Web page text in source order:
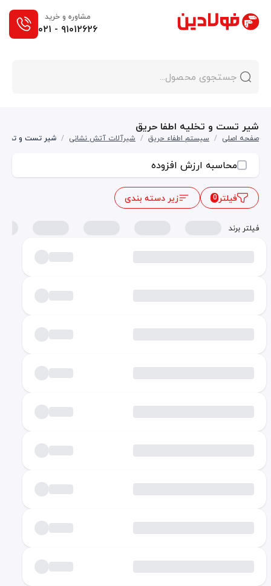
مشاوره و خرید
۰۲۱ - ۹۱۰۱۲۶۲۶
شیر تست و تخلیه اطفا حریق
صفحه اصلی / سیستم اطفاء حریق / شیرآلات آتش نشانی / شیر تست و
محاسبه ارزش افزوده
فیلتر0 زیر دسته بندی
فیلتر برند